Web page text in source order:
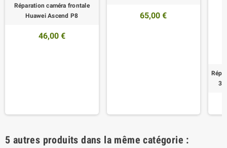
Réparation caméra frontale
Huawei Ascend P8
46,00 €
65,00 €
5 autres produits dans la même catégorie :